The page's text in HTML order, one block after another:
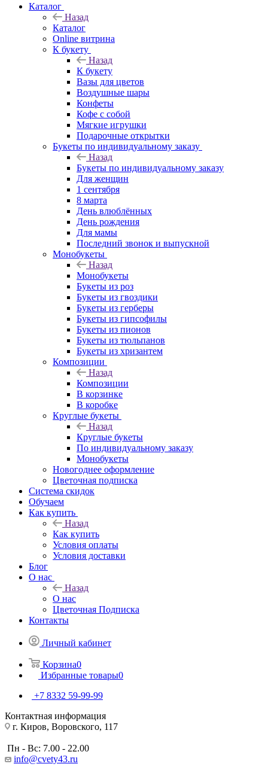
Каталог
Назад
Каталог
Online витрина
К букету
Назад
К букету
Вазы для цветов
Воздушные шары
Конфеты
Кофе с собой
Мягкие игрушки
Подарочные открытки
Букеты по индивидуальному заказу
Назад
Букеты по индивидуальному заказу
Для женщин
1 сентября
8 марта
День влюблённых
День рождения
Для мамы
Последний звонок и выпускной
Монобукеты
Назад
Монобукеты
Букеты из роз
Букеты из гвоздики
Букеты из герберы
Букеты из гипсофилы
Букеты из пионов
Букеты из тюльпанов
Букеты из хризантем
Композиции
Назад
Композиции
В корзинке
В коробке
Круглые букеты
Назад
Круглые букеты
По индивидуальному заказу
Монобукеты
Новогоднее оформление
Цветочная подписка
Система скидок
Обучаем
Как купить
Назад
Как купить
Условия оплаты
Условия доставки
Блог
О нас
Назад
О нас
Цветочная Подписка
Контакты
Личный кабинет
Корзина0
Избранные товары0
+7 8332 59-99-99
Контактная информация
г. Киров, Воровского, 117
Пн - Вс: 7.00 - 22.00
info@cvety43.ru